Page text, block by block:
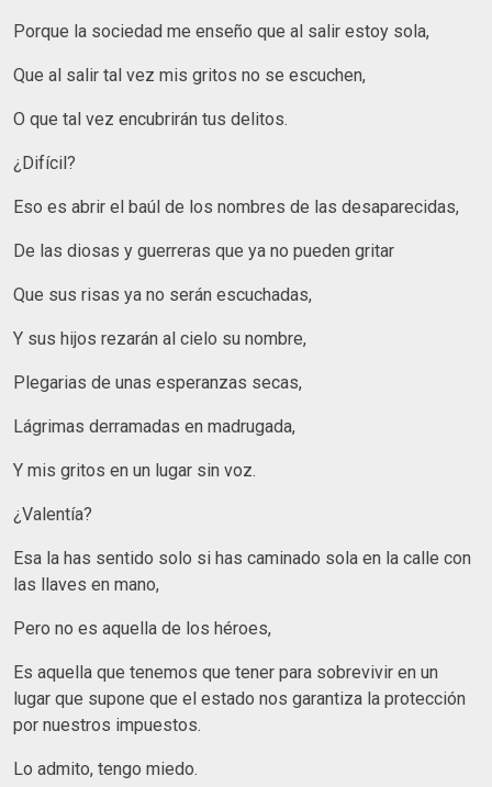
Porque la sociedad me enseño que al salir estoy sola,
Que al salir tal vez mis gritos no se escuchen,
O que tal vez encubrirán tus delitos.
¿Difícil?
Eso es abrir el baúl de los nombres de las desaparecidas,
De las diosas y guerreras que ya no pueden gritar
Que sus risas ya no serán escuchadas,
Y sus hijos rezarán al cielo su nombre,
Plegarias de unas esperanzas secas,
Lágrimas derramadas en madrugada,
Y mis gritos en un lugar sin voz.
¿Valentía?
Esa la has sentido solo si has caminado sola en la calle con
las llaves en mano,
Pero no es aquella de los héroes,
Es aquella que tenemos que tener para sobrevivir en un
lugar que supone que el estado nos garantiza la protección
por nuestros impuestos.
Lo admito, tengo miedo.